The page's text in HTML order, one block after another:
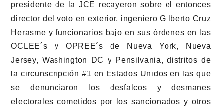
presidente de la JCE recayeron sobre el entonces
director del voto en exterior, ingeniero Gilberto Cruz
Herasme y funcionarios bajo en sus órdenes en las
OCLEE´s y OPREE´s de Nueva York, Nueva
Jersey, Washington DC y Pensilvania, distritos de
la circunscripción #1 en Estados Unidos en las que
se denunciaron los desfalcos y desmanes
electorales cometidos por los sancionados y otros